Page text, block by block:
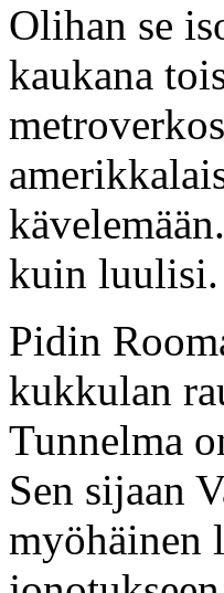
Olihan se
kaukana
kuin luulisi.
Pidin
kukkulan
Tunnelma
Sen sijaan
myöhäinen